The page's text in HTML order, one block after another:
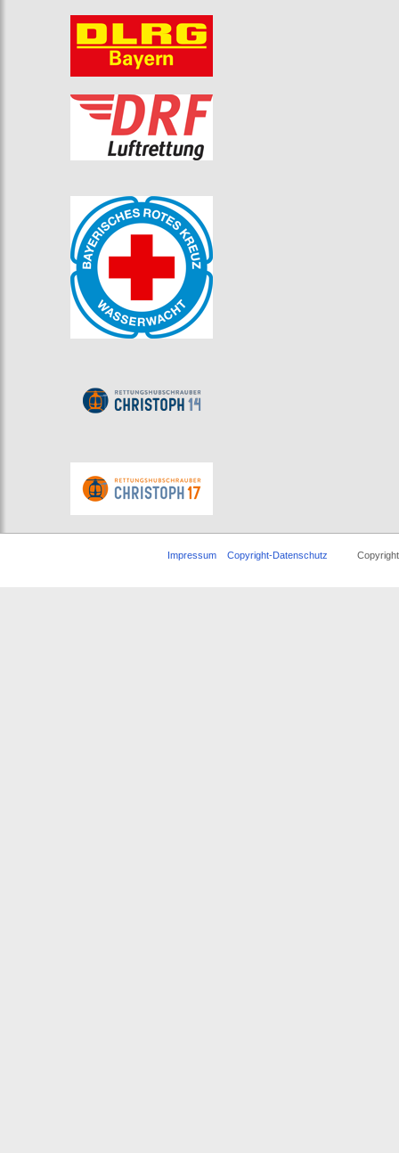
Impressum Copyright-Datenschutz Copyright ©